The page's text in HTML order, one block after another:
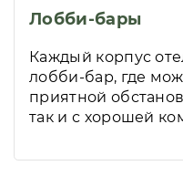
Лобби-бары
Каждый корпус
лобби-бар, где
приятной
так и с хорошей